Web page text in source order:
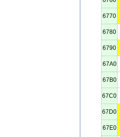
6770
6780
6790
67A0
67B0
67C0
67D0
67E0